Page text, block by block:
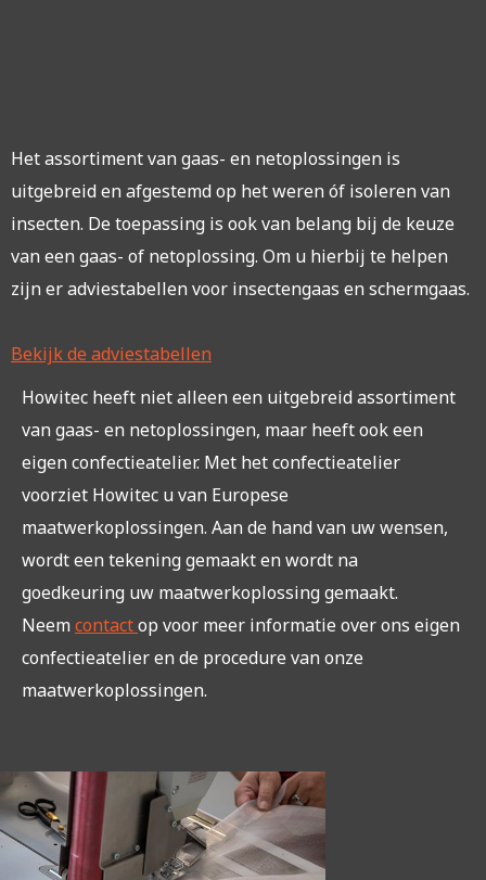
Het assortiment van gaas- en netoplossingen is
uitgebreid en afgestemd op het weren óf isoleren van
insecten. De toepassing is ook van belang bij de keuze
van een gaas- of netoplossing. Om u hierbij te helpen
zijn er adviestabellen voor insectengaas en schermgaas.
Bekijk de adviestabellen
Howitec heeft niet alleen een uitgebreid assortiment
van gaas- en netoplossingen, maar heeft ook een
eigen confectieatelier. Met het confectieatelier
voorziet Howitec u van Europese
maatwerkoplossingen. Aan de hand van uw wensen,
wordt een tekening gemaakt en wordt na
goedkeuring uw maatwerkoplossing gemaakt.
Neem contactop voor meer informatie over ons eigen
confectieatelier en de procedure van onze
maatwerkoplossingen.